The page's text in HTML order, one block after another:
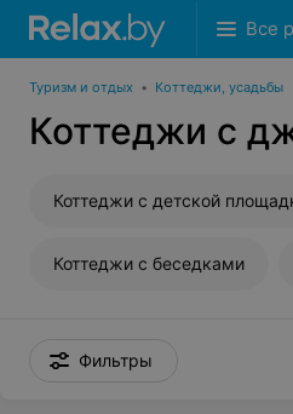
Все
Туризм и отдых • Коттеджи, усадьбы
Коттеджи с
Коттеджи с детской
Коттеджи с беседками
Фильтры